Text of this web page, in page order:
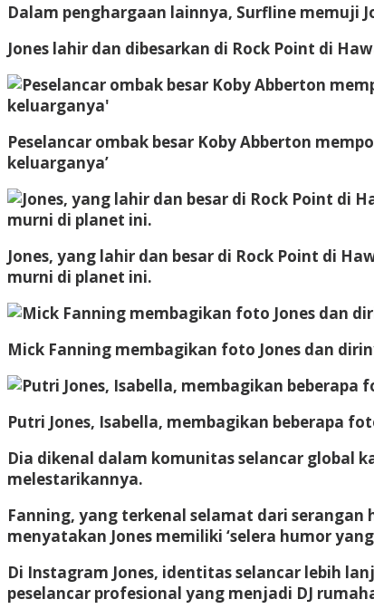
Dalam penghargaan lainnya, Surfline memuji
Jones lahir dan dibesarkan di Rock Point di
Peselancar ombak besar Koby Abberton
keluarganya’
Jones, yang lahir dan besar di Rock Point di
murni di planet ini.
Mick Fanning membagikan foto Jones dan
Putri Jones, Isabella, membagikan beberapa
Dia dikenal dalam komunitas selancar global
melestarikannya.
Fanning, yang terkenal selamat dari serangan
menyatakan Jones memiliki ‘selera humor
Di Instagram Jones, identitas selancar lebih
peselancar profesional yang menjadi DJ